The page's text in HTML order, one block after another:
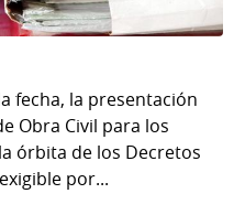
fecha, la presentación
Obra Civil para los
órbita de los Decretos
por...